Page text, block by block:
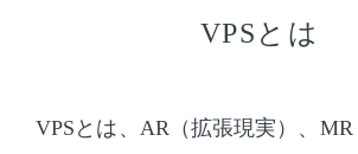
VPSとは
VPSとは、AR（拡張現実）、MR